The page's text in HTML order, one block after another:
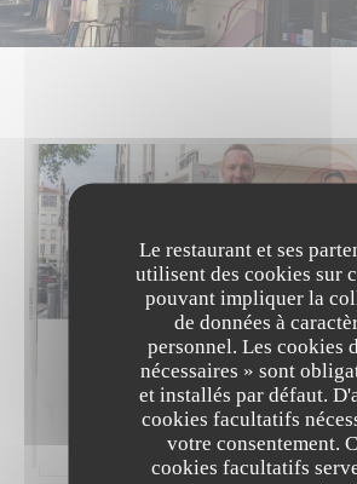
Le restaurant et ses
utilisent des cookies sur
pouvant impliquer la
de données à
personnel. Les cookies
nécessaires » sont
et installés par défaut.
cookies facultatifs
votre consentement.
cookies facultatifs